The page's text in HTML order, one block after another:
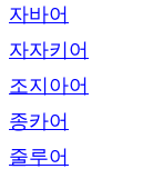
자바어
자자키어
조지아어
종카어
줄루어